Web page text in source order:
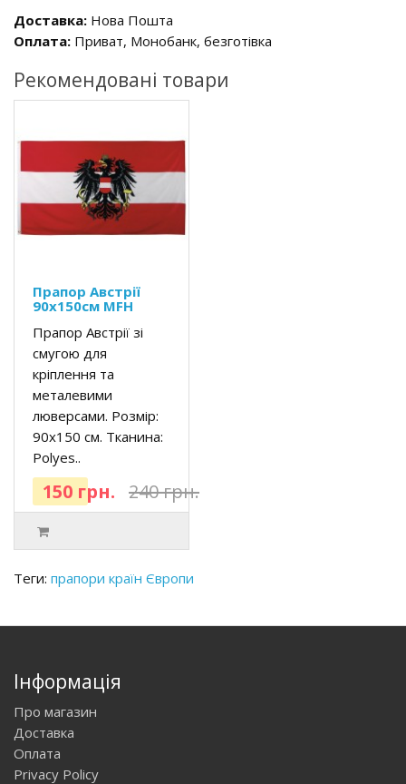
Доставка: Нова Пошта
Оплата: Приват, Монобанк, безготівка
Рекомендовані товари
Прапор Австрії
90х150см MFH
Прапор Австрії зі
смугою для
кріплення та
металевими
люверсами. Розмір:
90х150 см. Тканина:
Polyes..
150 грн. 240 грн.
Теги: прапори країн Європи
Інформація
Про магазин
Доставка
Оплата
Privacy Policy